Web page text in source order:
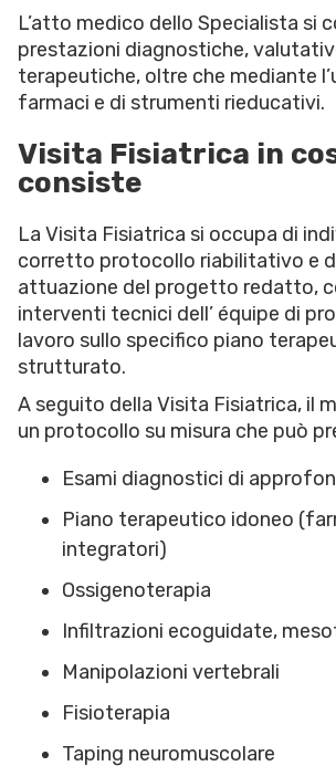
L’atto medico dello Specialista si
prestazioni diagnostiche,
terapeutiche, oltre che mediante
farmaci e di strumenti rieducativi.
Visita Fisiatrica in
consiste
La Visita Fisiatrica si occupa di
corretto protocollo riabilitativo e
attuazione del progetto redatto,
interventi tecnici dell’ équipe di
lavoro sullo specifico piano
strutturato.
A seguito della Visita Fisiatrica, il
un protocollo su misura che può
Esami diagnostici di
Piano terapeutico idoneo
integratori)
Ossigenoterapia
Infiltrazioni ecoguidate,
Manipolazioni vertebrali
Fisioterapia
Taping neuromuscolare